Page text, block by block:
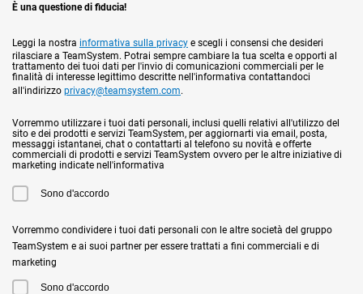
È una questione di fiducia!
Leggi la nostra informativa sulla privacy e scegli i consensi che desideri
rilasciare a TeamSystem. Potrai sempre cambiare la tua scelta e opporti al
trattamento dei tuoi dati per l'invio di comunicazioni commerciali per le
finalità di interesse legittimo descritte nell'informativa contattandoci
all'indirizzo privacy@teamsystem.com.
Vorremmo utilizzare i tuoi dati personali, inclusi quelli relativi all'utilizzo del
sito e dei prodotti e servizi TeamSystem, per aggiornarti via email, posta,
messaggi istantanei, chat o contattarti al telefono su novità e offerte
commerciali di prodotti e servizi TeamSystem ovvero per le altre iniziative di
marketing indicate nell'informativa
Sono d'accordo
Vorremmo condividere i tuoi dati personali con le altre società del gruppo
TeamSystem e ai suoi partner per essere trattati a fini commerciali e di
marketing
Sono d'accordo